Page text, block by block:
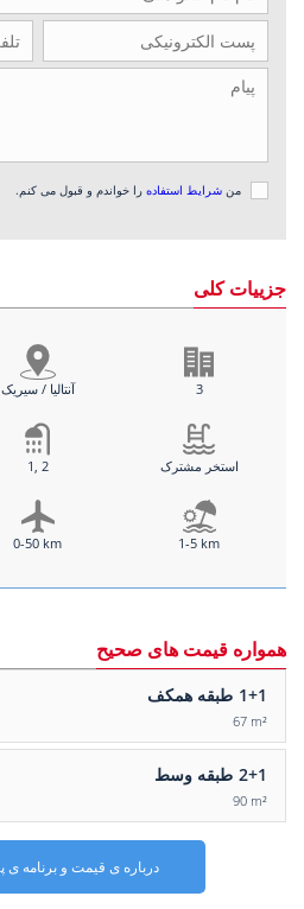
من شرایط استفاده را خواندم و قبول می کنم.
جزییات کلی
آنتالیا / سیریک 3
1, 2 استخر مشترک
0-50 km 1-5 km
همواره قیمت های صحیح
1+1 طبقه همکف
67 m²
2+1 طبقه وسط
90 m²
درباره ی قیمت و برنامه ی